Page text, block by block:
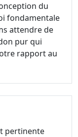
du
fondamentale
attendre de
pur qui
rapport au
pertinente